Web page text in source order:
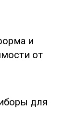
и
от
для